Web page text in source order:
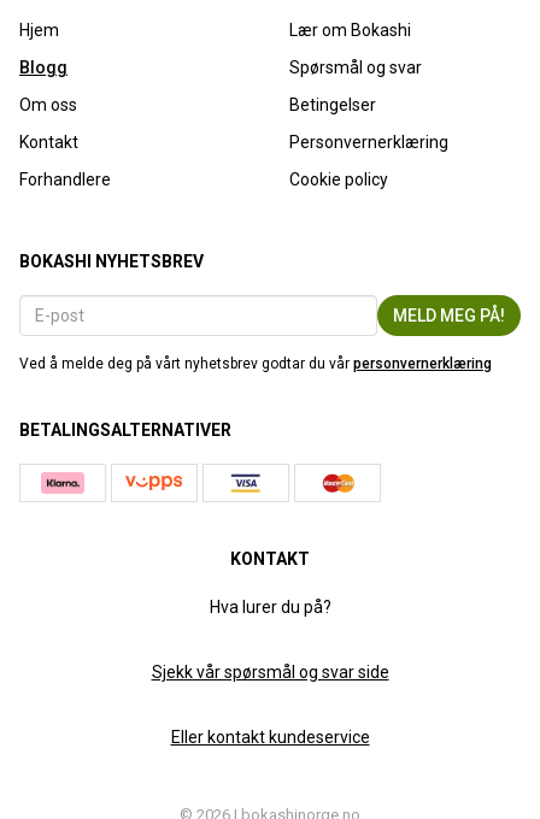
Hjem
Blogg
Om oss
Kontakt
Forhandlere
Lær om Bokashi
Spørsmål og svar
Betingelser
Personvernerklæring
Cookie policy
BOKASHI NYHETSBREV
Ved å melde deg på vårt nyhetsbrev godtar du vår personvernerklæring
BETALINGSALTERNATIVER
KONTAKT
Hva lurer du på?
Sjekk vår spørsmål og svar side
Eller kontakt kundeservice
© 2026 | bokashinorge.no